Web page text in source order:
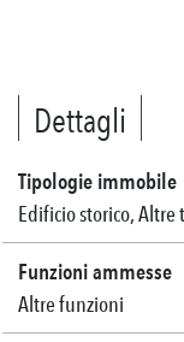
Dettagli
Tipologie immobile
Edificio storico,
Funzioni ammesse
Altre funzioni